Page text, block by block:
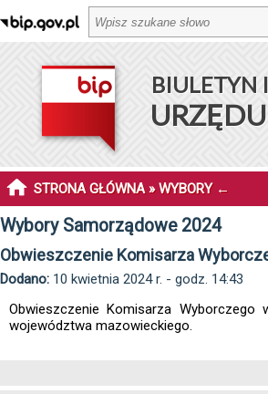
BIULETYN
STRONA GŁÓWNA»WYBORY←
Wybory Samorządowe 2024
Obwieszczenie Komisarza
Dodano: 10 kwietnia 2024 r. - godz. 14:43
Obwieszczenie Komisarza
województwa mazowieckiego.